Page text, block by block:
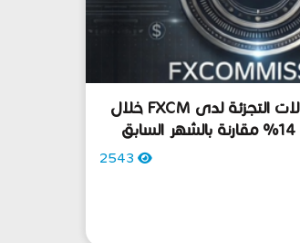
ارتفاع أحجام تداولات التجزئة لدى FXCM خلال
2543